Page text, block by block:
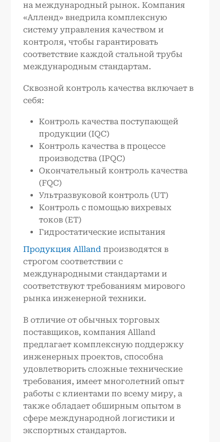
на международный рынок. Компания
«Алленд» внедрила комплексную
систему управления качеством и
контроля, чтобы гарантировать
соответствие каждой стальной трубы
международным стандартам.
Сквозной контроль качества включает в
себя:
Контроль качества поступающей
продукции (IQC)
Контроль качества в процессе
производства (IPQC)
Окончательный контроль качества
(FQC)
Ультразвуковой контроль (UT)
Контроль с помощью вихревых
токов (ET)
Гидростатические испытания
Продукция Allland производятся в
строгом соответствии с
международными стандартами и
соответствуют требованиям мирового
рынка инженерной техники.
В отличие от обычных торговых
поставщиков, компания Allland
предлагает комплексную поддержку
инженерных проектов, способна
удовлетворить сложные технические
требования, имеет многолетний опыт
работы с клиентами по всему миру, а
также обладает обширным опытом в
сфере международной логистики и
экспортных стандартов.